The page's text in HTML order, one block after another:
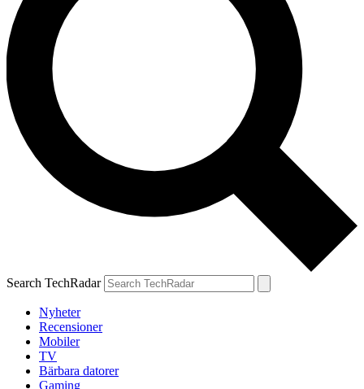
Search TechRadar
Nyheter
Recensioner
Mobiler
TV
Bärbara datorer
Gaming